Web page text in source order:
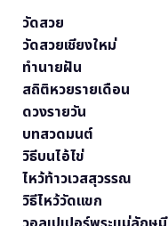
วัดสวย
วัดสวยเชียงใหม่
ทำนายฝัน
สถิติหวยรายเดือน
ดวงรายวัน
บทสวดมนต์
วิธีบนไอ้ไข่
ไหว้ท้าวเวสสุวรรณ
วิธีไหว้วัดแขก